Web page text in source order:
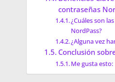
contraseñas
¿Cuáles son
NordPass?
¿Alguna vez
Conclusión
Me gusta esto: